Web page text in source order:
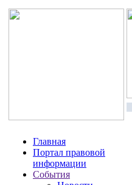
Главная
Портал правовой
информации
События